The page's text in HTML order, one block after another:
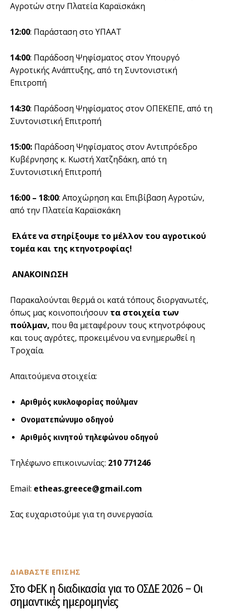
ΔΙΑΒΑΣΤΕ ΕΠΙΣΗΣ
Στο ΦΕΚ η διαδικασία για το ΟΣΔΕ 2026 – Οι
σημαντικές ημερομηνίες
Αγροτών στην Πλατεία Καραϊσκάκη
12:00: Παράσταση στο ΥΠΑΑΤ
14:00: Παράδοση Ψηφίσματος στον Υπουργό
Αγροτικής Ανάπτυξης, από τη Συντονιστική
Επιτροπή
14:30: Παράδοση Ψηφίσματος στον ΟΠΕΚΕΠΕ, από τη
Συντονιστική Επιτροπή
15:00: Παράδοση Ψηφίσματος στον Αντιπρόεδρο
Κυβέρνησης κ. Κωστή Χατζηδάκη, από τη
Συντονιστική Επιτροπή
16:00 – 18:00: Αποχώρηση και Επιβίβαση Αγροτών,
από την Πλατεία Καραϊσκάκη
Ελάτε να στηρίξουμε το μέλλον του αγροτικού
τομέα και της κτηνοτροφίας!
ΑΝΑΚΟΙΝΩΣΗ
Παρακαλούνται θερμά οι κατά τόπους διοργανωτές,
όπως μας κοινοποιήσουν τα στοιχεία των
πούλμαν, που θα μεταφέρουν τους κτηνοτρόφους
και τους αγρότες, προκειμένου να ενημερωθεί η
Τροχαία.
Απαιτούμενα στοιχεία:
Αριθμός κυκλοφορίας πούλμαν
Ονοματεπώνυμο οδηγού
Αριθμός κινητού τηλεφώνου οδηγού
Τηλέφωνο επικοινωνίας: 210 771246
Email: etheas.greece@gmail.com
Σας ευχαριστούμε για τη συνεργασία.